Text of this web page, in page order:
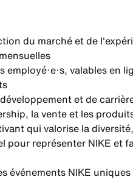
du marché et de
valables en
et de
la vente et les
qui valorise la
pour représenter NIKE et
événements NIKE uniques